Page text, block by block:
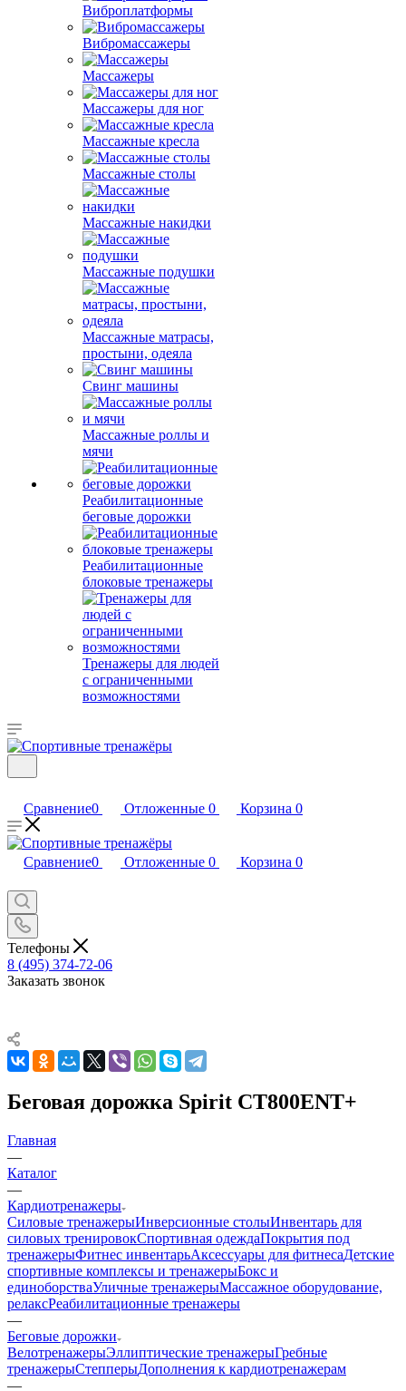
Виброплатформы
Вибромассажеры
Массажеры
Массажеры для ног
Массажные кресла
Массажные столы
Массажные накидки
Массажные подушки
Массажные матрасы,
простыни, одеяла
Свинг машины
Массажные роллы и
мячи
Реабилитационные
беговые дорожки
Реабилитационные
блоковые тренажеры
Тренажеры для людей
с ограниченными
возможностями
Сравнение0 Отложенные 0 Корзина 0
Сравнение0 Отложенные 0 Корзина 0
Телефоны
8 (495) 374-72-06
Заказать звонок
Беговая дорожка Spirit CT800ENT+
Главная
—
Каталог
—
Кардиотренажеры
Силовые тренажерыИнверсионные столыИнвентарь для
силовых тренировокСпортивная одеждаПокрытия под
тренажерыФитнес инвентарьАксессуары для фитнесаДетские
спортивные комплексы и тренажерыБокс и
единоборстваУличные тренажерыМассажное оборудование,
релаксРеабилитационные тренажеры
—
Беговые дорожки
ВелотренажерыЭллиптические тренажерыГребные
тренажерыСтепперыДополнения к кардиотренажерам
—